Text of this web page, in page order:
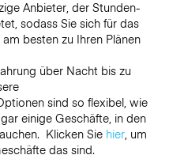
Anbieter, der Stunden-
sodass Sie sich für das
besten zu Ihren Plänen
über Nacht bis zu
sind so flexibel, wie
einige Geschäfte, in den
Klicken Sie hier, um
das sind.